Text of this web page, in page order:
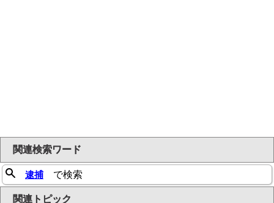
関連検索ワード
逮捕で検索
関連トピック